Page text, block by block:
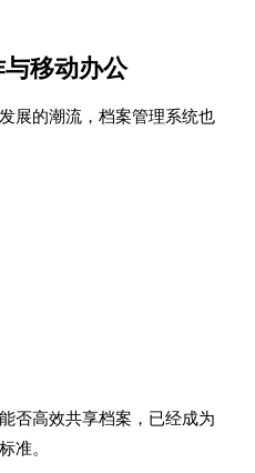
移动办公
展的潮流，档案管理系统也
否高效共享档案，已经成为
准。